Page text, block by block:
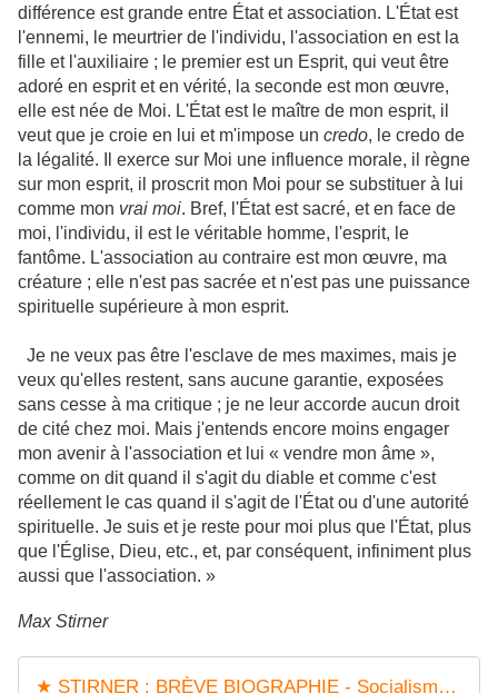
différence est grande entre État et association. L'État est
l'ennemi, le meurtrier de l'individu, l'association en est la
fille et l'auxiliaire ; le premier est un Esprit, qui veut être
adoré en esprit et en vérité, la seconde est mon œuvre,
elle est née de Moi. L'État est le maître de mon esprit, il
veut que je croie en lui et m'impose un credo, le credo de
la légalité. Il exerce sur Moi une influence morale, il règne
sur mon esprit, il proscrit mon Moi pour se substituer à lui
comme mon vrai moi. Bref, l'État est sacré, et en face de
moi, l'individu, il est le véritable homme, l'esprit, le
fantôme. L'association au contraire est mon œuvre, ma
créature ; elle n'est pas sacrée et n'est pas une puissance
spirituelle supérieure à mon esprit.
Je ne veux pas être l'esclave de mes maximes, mais je
veux qu'elles restent, sans aucune garantie, exposées
sans cesse à ma critique ; je ne leur accorde aucun droit
de cité chez moi. Mais j'entends encore moins engager
mon avenir à l'association et lui « vendre mon âme »,
comme on dit quand il s'agit du diable et comme c'est
réellement le cas quand il s'agit de l'État ou d'une autorité
spirituelle. Je suis et je reste pour moi plus que l'État, plus
que l'Église, Dieu, etc., et, par conséquent, infiniment plus
aussi que l'association. »
Max Stirner
★ STIRNER : BRÈVE BIOGRAPHIE - Socialisme libertaire